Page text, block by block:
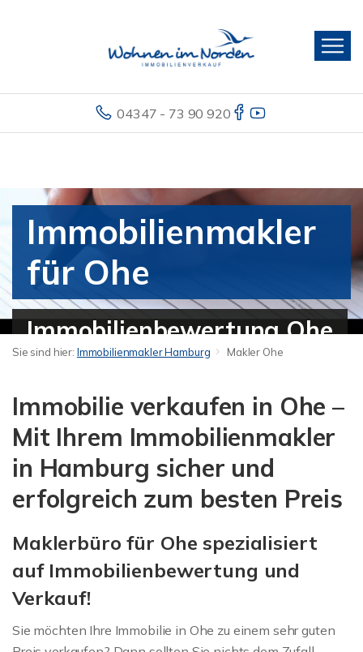
04347 - 73 90 920
Immobilienmakler
für Ohe
Immobilienbewertung Ohe
Sie sind hier: Immobilienmakler Hamburg Makler Ohe
Immobilie verkaufen in Ohe –
Mit Ihrem Immobilienmakler
in Hamburg sicher und
erfolgreich zum besten Preis
Maklerbüro für Ohe spezialisiert
auf Immobilienbewertung und
Verkauf!
Sie möchten Ihre Immobilie in Ohe zu einem sehr guten